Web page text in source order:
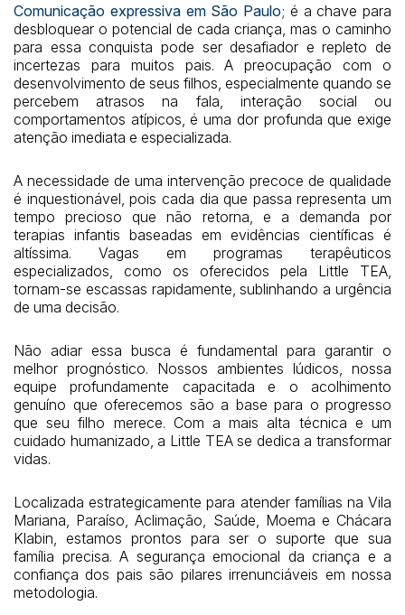
Comunicação expressiva em São Paulo; é a chave para
desbloquear o potencial de cada criança, mas o caminho
para essa conquista pode ser desafiador e repleto de
incertezas para muitos pais. A preocupação com o
desenvolvimento de seus filhos, especialmente quando se
percebem atrasos na fala, interação social ou
comportamentos atípicos, é uma dor profunda que exige
atenção imediata e especializada.
A necessidade de uma intervenção precoce de qualidade
é inquestionável, pois cada dia que passa representa um
tempo precioso que não retorna, e a demanda por
terapias infantis baseadas em evidências científicas é
altíssima. Vagas em programas terapêuticos
especializados, como os oferecidos pela Little TEA,
tornam-se escassas rapidamente, sublinhando a urgência
de uma decisão.
Não adiar essa busca é fundamental para garantir o
melhor prognóstico. Nossos ambientes lúdicos, nossa
equipe profundamente capacitada e o acolhimento
genuíno que oferecemos são a base para o progresso
que seu filho merece. Com a mais alta técnica e um
cuidado humanizado, a Little TEA se dedica a transformar
vidas.
Localizada estrategicamente para atender famílias na Vila
Mariana, Paraíso, Aclimação, Saúde, Moema e Chácara
Klabin, estamos prontos para ser o suporte que sua
família precisa. A segurança emocional da criança e a
confiança dos pais são pilares irrenunciáveis em nossa
metodologia.